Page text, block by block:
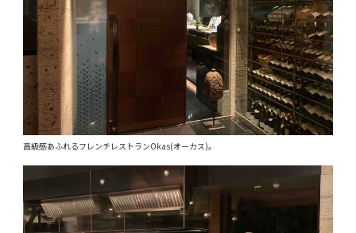
高級感あふれるフレンチレストランOkas(オーカス)。